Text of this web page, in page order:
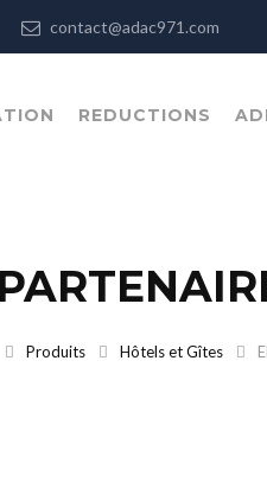
contact@adac971.com
REDUCTIONS
Produits Hôtels et Gîtes